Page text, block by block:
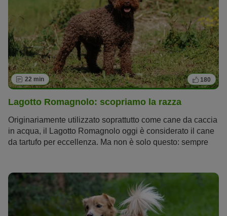
22 min 180
Lagotto Romagnolo: scopriamo la razza
Originariamente utilizzato soprattutto come cane da caccia
in acqua, il Lagotto Romagnolo oggi è considerato il cane
da tartufo per eccellenza. Ma non è solo questo: sempre
da compagnia. Scopriamo tutto quello che c’è da sapere
su questo cane da acqua italiano, le cui origini risalgono
ad oltre 1000 anni fa.